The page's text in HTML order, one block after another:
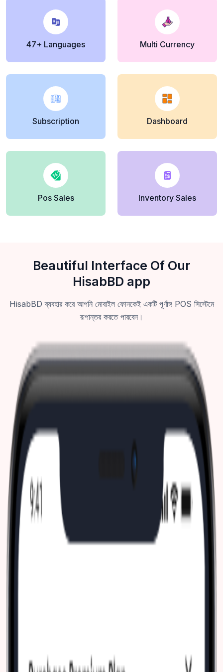
47+ Languages Multi Currency
Subscription Dashboard
Pos Sales Inventory Sales
Beautiful Interface Of Our
HisabBD app
HisabBD ব্যবহার করে আপনি মোবাইল ফোনকেই একটি পূর্ণাঙ্গ POS সিস্টেমে
রূপান্তর করতে পারবেন।